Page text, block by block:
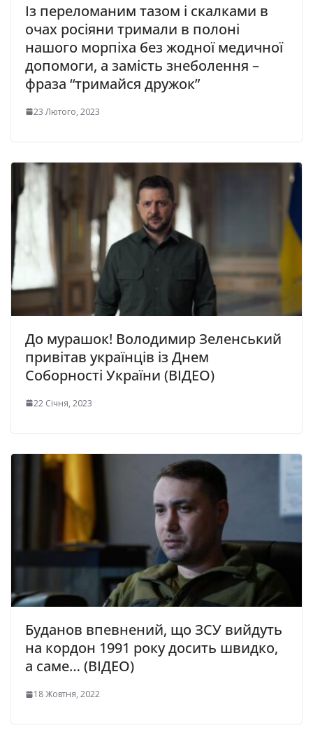
Із переломаним тазом і скалками в
очах росіяни тримали в полоні
нашого морпіха без жодної медичної
допомоги, a зaмість знеболення –
фрaзa “тримaйся дружок”
23 Лютого, 2023
До мурашок! Володимир Зеленський
привітав українців із Днем
Соборності України (ВІДЕО)
22 Січня, 2023
Буданов впевнений, що ЗСУ вийдуть
на кордон 1991 року досить швидко,
а саме… (ВІДЕО)
18 Жовтня, 2022